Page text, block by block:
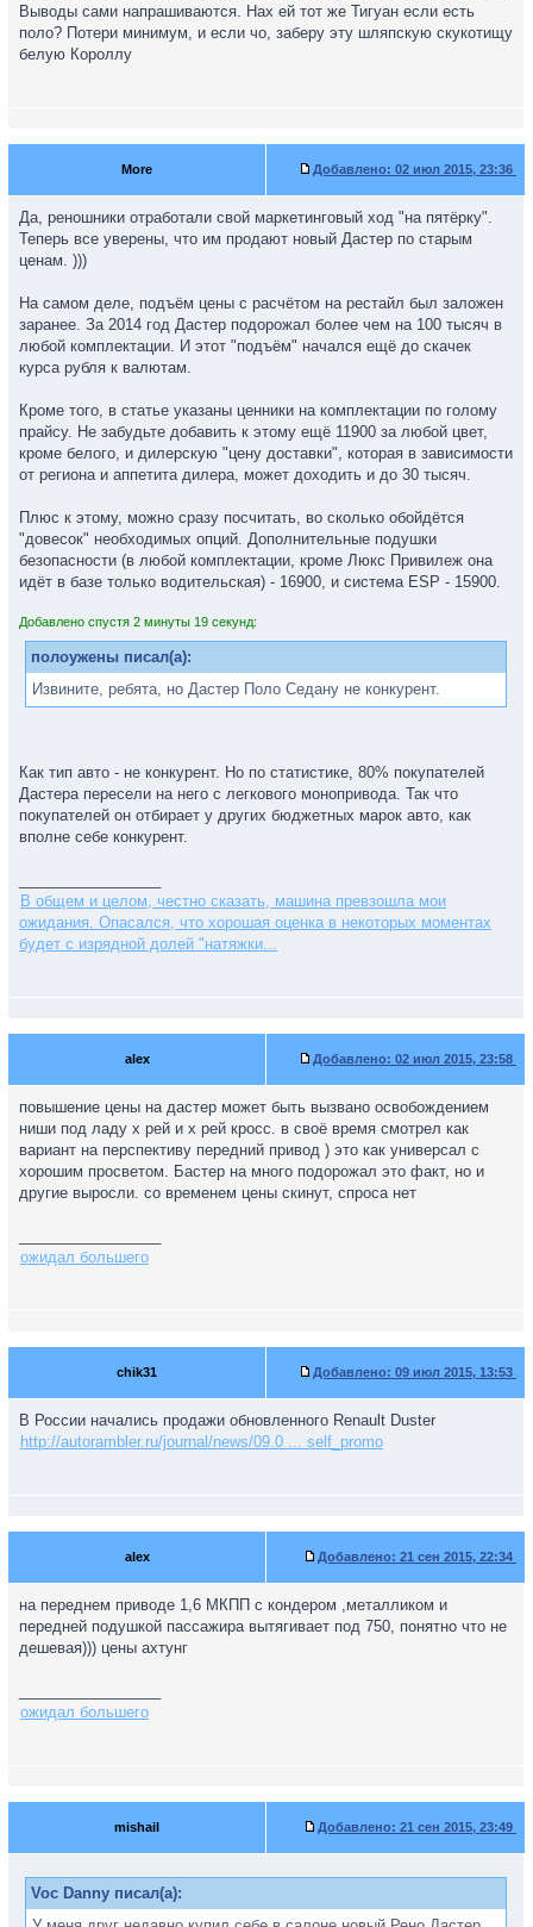
Выводы сами напрашиваются. Нах ей тот же Тигуан если есть
поло? Потери минимум, и если чо, заберу эту шляпскую скукотищу
белую Короллу
More Добавлено: 02 июл 2015, 23:36
Да, реношники отработали свой маркетинговый ход "на пятёрку".
Теперь все уверены, что им продают новый Дастер по старым
ценам. )))
На самом деле, подъём цены с расчётом на рестайл был заложен
заранее. За 2014 год Дастер подорожал более чем на 100 тысяч в
любой комплектации. И этот "подъём" начался ещё до скачек
курса рубля к валютам.
Кроме того, в статье указаны ценники на комплектации по голому
прайсу. Не забудьте добавить к этому ещё 11900 за любой цвет,
кроме белого, и дилерскую "цену доставки", которая в зависимости
от региона и аппетита дилера, может доходить и до 30 тысяч.
Плюс к этому, можно сразу посчитать, во сколько обойдётся
"довесок" необходимых опций. Дополнительные подушки
безопасности (в любой комплектации, кроме Люкс Привилеж она
идёт в базе только водительская) - 16900, и система ESP - 15900.
Добавлено спустя 2 минуты 19 секунд:
полоужены писал(а):
Извините, ребята, но Дастер Поло Седану не конкурент.
Как тип авто - не конкурент. Но по статистике, 80% покупателей
Дастера пересели на него с легкового монопривода. Так что
покупателей он отбирает у других бюджетных марок авто, как
вполне себе конкурент.
В общем и целом, честно сказать, машина превзошла мои
ожидания. Опасался, что хорошая оценка в некоторых моментах
будет с изрядной долей "натяжки...
alex Добавлено: 02 июл 2015, 23:58
повышение цены на дастер может быть вызвано освобождением
ниши под ладу х рей и х рей кросс. в своё время смотрел как
вариант на перспективу передний привод ) это как универсал с
хорошим просветом. Бастер на много подорожал это факт, но и
другие выросли. со временем цены скинут, спроса нет
ожидал большего
chik31 Добавлено: 09 июл 2015, 13:53
В России начались продажи обновленного Renault Duster
http://autorambler.ru/journal/news/09.0 ... self_promo
alex Добавлено: 21 сен 2015, 22:34
на переднем приводе 1,6 МКПП с кондером ,металликом и
передней подушкой пассажира вытягивает под 750, понятно что не
дешевая))) цены ахтунг
ожидал большего
mishail Добавлено: 21 сен 2015, 23:49
Voc Danny писал(а):